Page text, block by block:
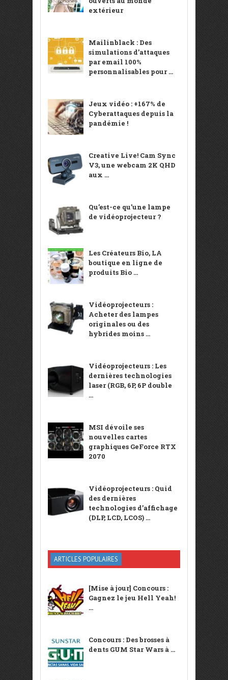
extérieur
Mailinblack : Des
simulations d’attaques
par email 100%
personnalisables pour ...
Jeux vidéo : +167% de
Cyberattaques depuis la
pandémie !
Creative Live! Cam Sync
V3, une webcam 2K QHD
aux ...
Qu’est-ce qu’une lampe
de vidéoprojecteur ?
Les Créateurs Bio, LA
boutique en ligne de
produits Bio ...
Vidéoprojecteurs :
Acheter des lampes
originales ou des
hybrides moins ...
Vidéoprojecteurs : Les
dernières technologies
laser (RGB, 6P, 6P double
...
MSI dévoile ses
nouvelles cartes
graphiques GeForce RTX
2070
Vidéoprojecteurs : Quid
des dernières
technologies d’affichage
(DLP, LCD, LCOS) ...
ARTICLES POPULAIRES
[Mise à jour] Concours :
Gagnez le jeu Hell Yeah!
...
Concours : Des brosses à
dents GUM Star Wars à ...